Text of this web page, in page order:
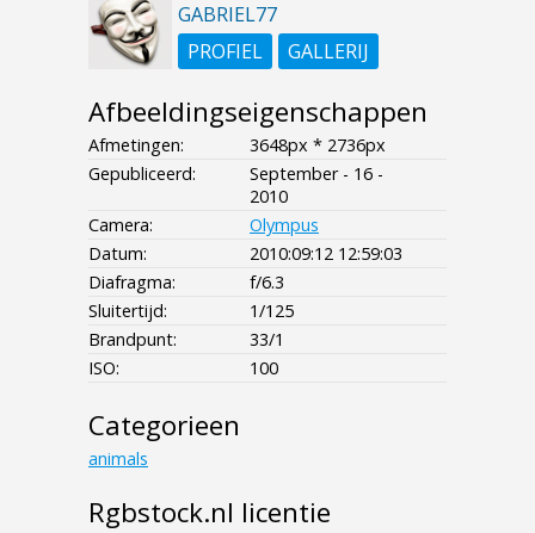
GABRIEL77
PROFIEL
GALLERIJ
Afbeeldingseigenschappen
Afmetingen:
3648px * 2736px
Gepubliceerd:
September - 16 -
2010
Camera:
Olympus
Datum:
2010:09:12 12:59:03
Diafragma:
f/6.3
Sluitertijd:
1/125
Brandpunt:
33/1
ISO:
100
Categorieen
animals
Rgbstock.nl licentie